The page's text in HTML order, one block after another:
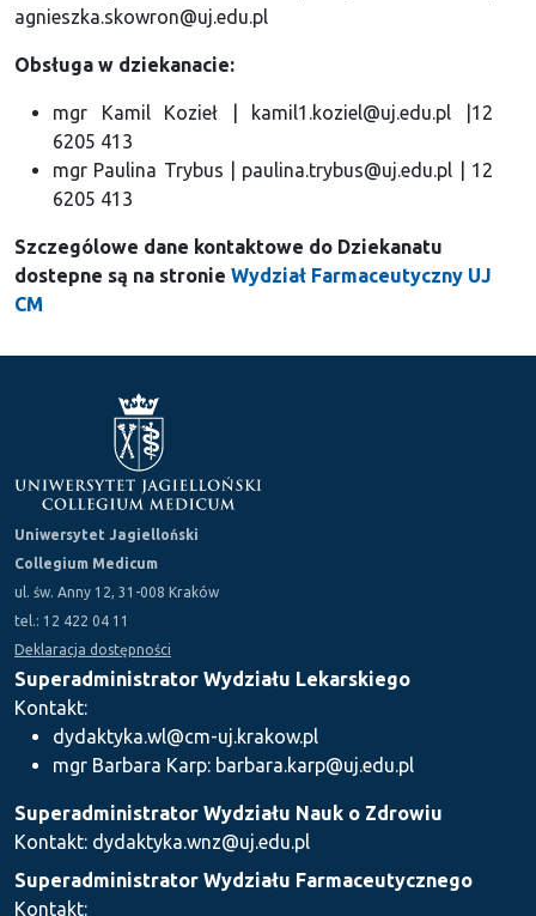
agnieszka.skowron@uj.edu.pl
Obsługa w dziekanacie:
mgr Kamil Kozieł | kamil1.koziel@uj.edu.pl |12
6205 413
mgr Paulina Trybus | paulina.trybus@uj.edu.pl | 12
6205 413
Szczególowe dane kontaktowe do Dziekanatu
dostepne są na stronie Wydział Farmaceutyczny UJ
CM
Uniwersytet Jagielloński
Collegium Medicum
ul. św. Anny 12, 31-008 Kraków
tel.: 12 422 04 11
Deklaracja dostępności
Superadministrator Wydziału Lekarskiego
Kontakt:
dydaktyka.wl@cm-uj.krakow.pl
mgr Barbara Karp: barbara.karp@uj.edu.pl
Superadministrator Wydziału Nauk o Zdrowiu
Kontakt: dydaktyka.wnz@uj.edu.pl
Superadministrator Wydziału Farmaceutycznego
Kontakt: